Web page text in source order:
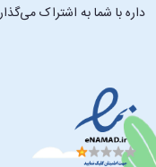
داره با شما به اشتراک